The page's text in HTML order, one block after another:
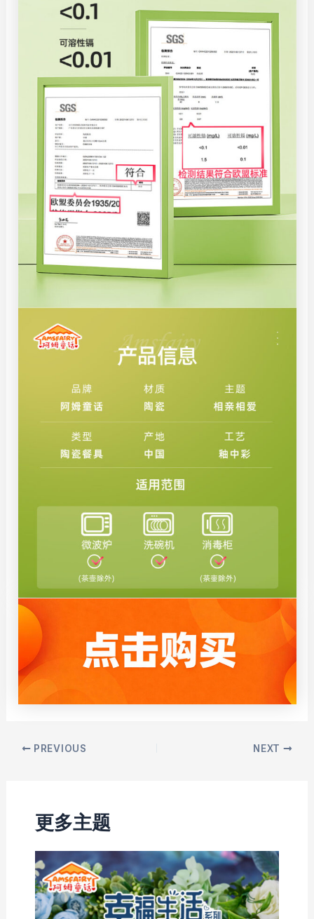
Post PREVIOUS NEXT
更多主题